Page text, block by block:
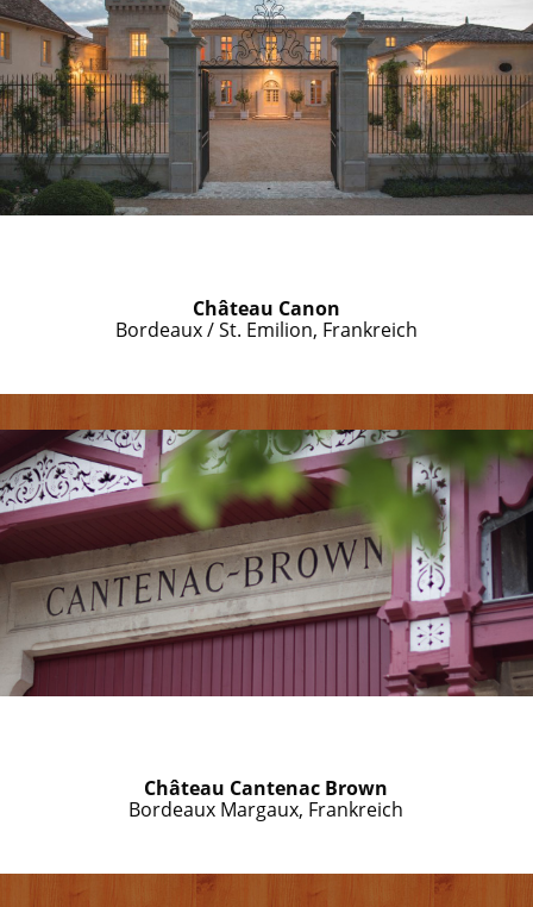
Château Canon
Bordeaux / St. Emilion, Frankreich
Château Cantenac Brown
Bordeaux Margaux, Frankreich